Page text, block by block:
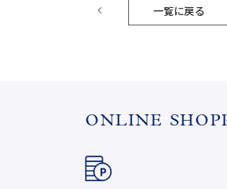
一覧に戻る
ONLINE